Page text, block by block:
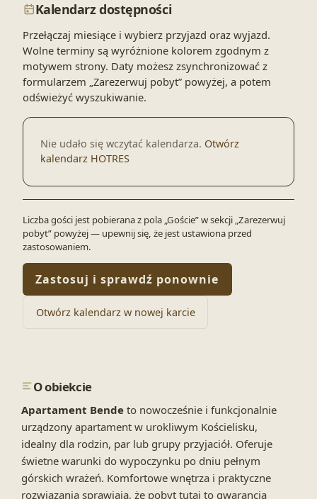
Kalendarz dostępności
Przełączaj miesiące i wybierz przyjazd oraz wyjazd.
Wolne terminy są wyróżnione kolorem zgodnym z
motywem strony. Daty możesz zsynchronizować z
formularzem „Zarezerwuj pobyt” powyżej, a potem
odświeżyć wyszukiwanie.
Nie udało się wczytać kalendarza. Otwórz
kalendarz HOTRES
Liczba gości jest pobierana z pola „Goście” w sekcji „Zarezerwuj
pobyt” powyżej — upewnij się, że jest ustawiona przed
zastosowaniem.
Zastosuj i sprawdź ponownie
Otwórz kalendarz w nowej karcie
O obiekcie
Apartament Bende to nowocześnie i funkcjonalnie
urządzony apartament w urokliwym Kościelisku,
idealny dla rodzin, par lub grupy przyjaciół. Oferuje
świetne warunki do wypoczynku po dniu pełnym
górskich wrażeń. Komfortowe wnętrza i praktyczne
rozwiązania sprawiają, że pobyt tutaj to gwarancja